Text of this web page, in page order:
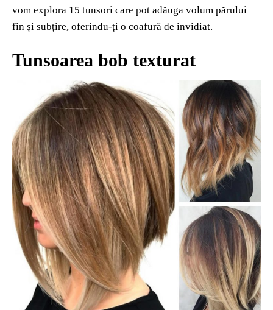
vom explora 15 tunsori care pot adăuga volum părului
fin și subțire, oferindu-ți o coafură de invidiat.
Tunsoarea bob texturat